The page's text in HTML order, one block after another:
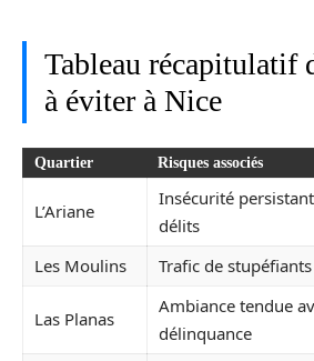
Tableau récapitulatif
à éviter à Nice
Quartier Risques associés
L’Ariane
Insécurité
délits
Les Moulins
Trafic de
Las Planas
Ambiance tendue
délinquance